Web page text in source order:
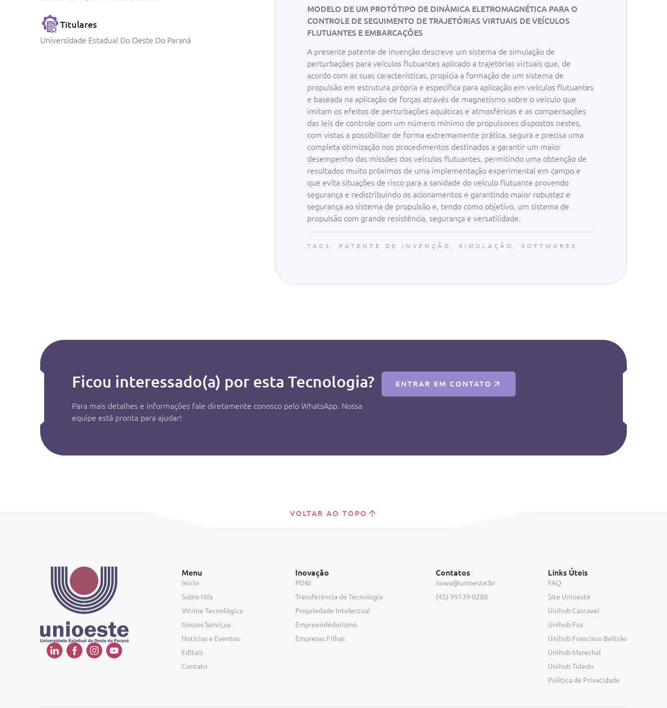
Titulares
Universidade Estadual Do Oeste Do Paraná
MODELO DE UM PROTÓTIPO DE DINÂMICA ELETROMAGNÉTICA PARA O
CONTROLE DE SEGUIMENTO DE TRAJETÓRIAS VIRTUAIS DE VEÍCULOS
FLUTUANTES E EMBARCAÇÕES
A presente patente de invenção descreve um sistema de simulação de
perturbações para veículos flutuantes aplicado a trajetórias virtuais que, de
acordo com as suas características, propicia a formação de um sistema de
propulsão em estrutura própria e específica para aplicação em veículos flutuantes
e baseada na aplicação de forças através de magnetismo sobre o veículo que
imitam os efeitos de perturbações aquáticas e atmosféricas e as compensações
das leis de controle com um número mínimo de propulsores dispostos nestes,
com vistas a possibilitar de forma extremamente prática, segura e precisa uma
completa otimização nos procedimentos destinados a garantir um maior
desempenho das missões dos veículos flutuantes, permitindo uma obtenção de
resultados muito próximos de uma implementação experimental em campo e
que evita situações de risco para a sanidade do veículo flutuante provendo
segurança e redistribuindo os acionamentos e garantindo maior robustez e
segurança ao sistema de propulsão e, tendo como objetivo, um sistema de
propulsão com grande resistência, segurança e versatilidade.
TAGS: PATENTE DE INVENÇÃO SIMULAÇÃO SOFTWARES
Ficou interessado(a) por esta Tecnologia?
Para mais detalhes e informações fale diretamente conosco pelo WhatsApp. Nossa
equipe está pronta para ajudar!
ENTRAR EM CONTATO
VOLTAR AO TOPO
Menu
Início
Sobre Nós
Vitrine Tecnológica
Nossos Serviços
Notícias e Eventos
Editais
Contato
Inovação
PD&I
Transferência de Tecnologia
Propriedade Intelectual
Empreendedorismo
Empresas Filhas
Contatos
inova@unioeste.br
(45) 99139-0288
Links Úteis
FAQ
Site Unioeste
Unihub Cascavel
Unihub Foz
Unihub Francisco Beltrão
Unihub Marechal
Unihub Toledo
Política de Privacidade